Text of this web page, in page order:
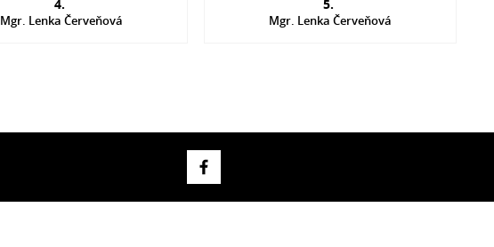
4.
Mgr. Lenka Červeňová
5.
Mgr. Lenka Červeňová